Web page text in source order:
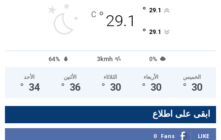
29.1
°
C 29.1
°
29.1
°
64% 3kmh 0%
الأحد
34
°
الأثنين
36
°
الثلاثاء
30
°
الأربعاء
30
°
الخميس
30
°
ابقى على اطلاع
0 Fans LIKE